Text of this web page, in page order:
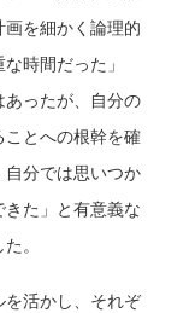
画を細かく論理的
時間だった」
あったが、自分の
ことへの根幹を確
自分では思いつか
た」と有意義な
。
活かし、それぞ